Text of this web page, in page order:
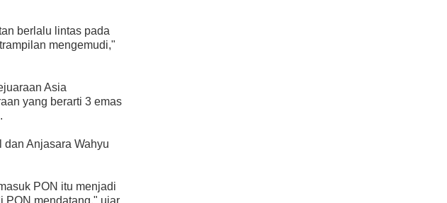
berlalu lintas pada
mengemudi,"
Asia
yang berarti 3 emas
Anjasara Wahyu
PON itu menjadi
PON mendatang," ujar